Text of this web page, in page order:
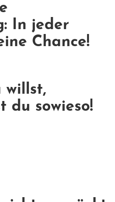
In jeder
Chance!
willst,
du sowieso!